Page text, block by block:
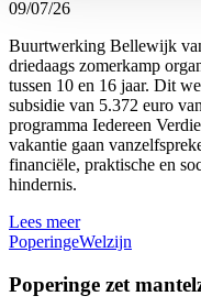
09/07/26
Buurtwerking Bellewijk
driedaags zomerkamp
tussen 10 en 16 jaar. Dit
subsidie van 5.372 euro
programma Iedereen
vakantie gaan
financiële, praktische en
hindernis.
Lees meer
PoperingeWelzijn
Poperinge zet